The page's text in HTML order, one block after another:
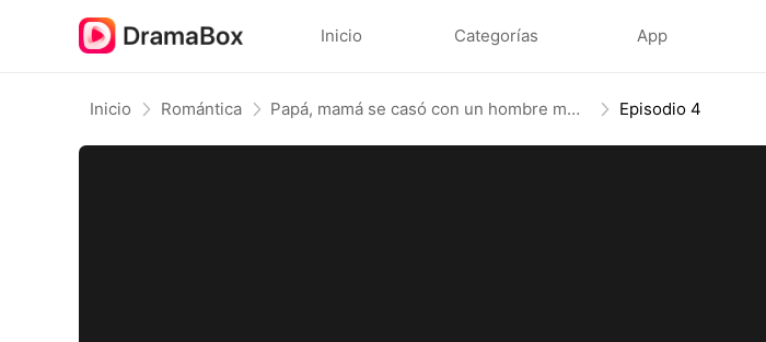
Inicio Categorías App
Inicio Romántica Papá, mamá se casó con un hombre mejor (Doblado) Episodio 4